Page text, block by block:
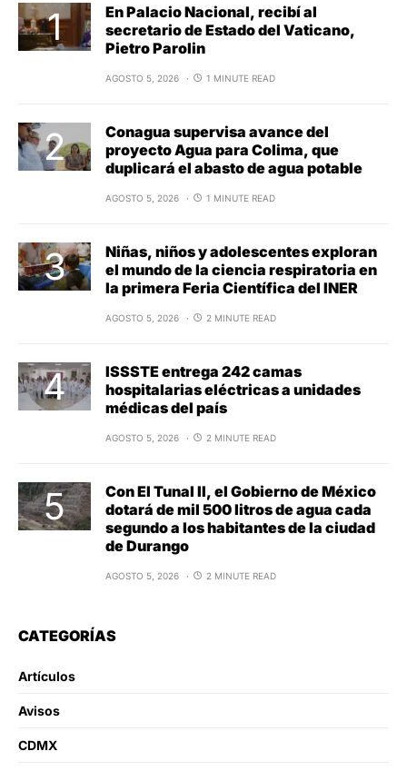
En Palacio Nacional, recibí al
secretario de Estado del Vaticano,
Pietro Parolin
AGOSTO 5, 2026 1 MINUTE READ
Conagua supervisa avance del
proyecto Agua para Colima, que
duplicará el abasto de agua potable
AGOSTO 5, 2026 1 MINUTE READ
Niñas, niños y adolescentes exploran
el mundo de la ciencia respiratoria en
la primera Feria Científica del INER
AGOSTO 5, 2026 2 MINUTE READ
ISSSTE entrega 242 camas
hospitalarias eléctricas a unidades
médicas del país
AGOSTO 5, 2026 2 MINUTE READ
Con El Tunal II, el Gobierno de México
dotará de mil 500 litros de agua cada
segundo a los habitantes de la ciudad
de Durango
AGOSTO 5, 2026 2 MINUTE READ
CATEGORÍAS
Artículos
Avisos
CDMX